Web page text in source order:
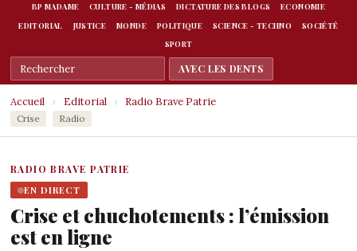
BP MADAME CULTURE - MÉDIAS DICTATURE DES BLOGS
ECONOMIE
EDITORIAL
JUSTICE MONDE POLITIQUE SCIENCE - TECHNO
SOCIÉTÉ
SPORT
Accueil › Editorial › Radio Brave Patrie
Crise Radio
RADIO BRAVE PATRIE
EN DIRECT
Crise et chuchotements : l’émission
est en ligne